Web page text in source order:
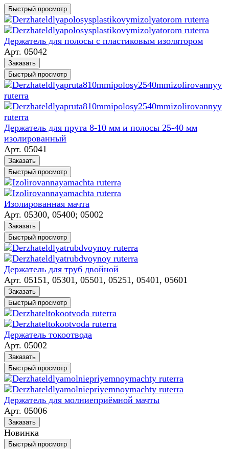
Быстрый просмотр
Держатель для полосы с пластиковым изолятором
Арт. 05042
Заказать
Быстрый просмотр
Держатель для прута 8-10 мм и полосы 25-40 мм
изолированный
Арт. 05041
Заказать
Быстрый просмотр
Изолированная мачта
Арт. 05300, 05400; 05002
Заказать
Быстрый просмотр
Держатель для труб двойной
Арт. 05151, 05301, 05501, 05251, 05401, 05601
Заказать
Быстрый просмотр
Держатель токоотвода
Арт. 05002
Заказать
Быстрый просмотр
Держатель для молниеприёмной мачты
Арт. 05006
Заказать
Новинка
Быстрый просмотр